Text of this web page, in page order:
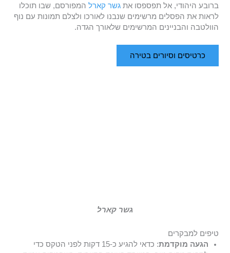
ברובע היהודי, אל תפספסו אתגשר קארל המפורסם, שבו תוכלו
לראות את הפסלים מרשימים שנבנו לאורכו ולצלם תמונות עם נוף
הוולטבה והבניינים המרשימים שלאורך הגדה.
כרטיסים וסיורים בטירה
גשר קארל
טיפים למבקרים
הגעה מוקדמת
: כדאי להגיע כ-15 דקות לפני הטקס כדי